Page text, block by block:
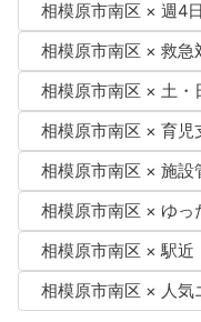
相模原市南区 × 週4
相模原市南区 × 救急
相模原市南区 × 土・
相模原市南区 × 育児
相模原市南区 × 施設
相模原市南区 × ゆっ
相模原市南区 × 駅近
相模原市南区 × 人気